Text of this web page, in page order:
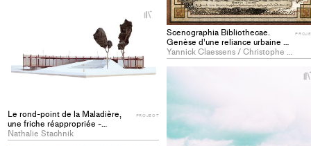
Scenographia Bibliothecae.
Genèse d’une reliance urbaine et
sociale de la bibliothèque
contemporaine - PROJECT
Yannick Claessens / Christophe Pittet
Le rond-point de la Maladière,
une friche réappropriée -
PROJECT
Nathalie Stachnik
PROJECT
+
Add
project
+